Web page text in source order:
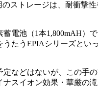
ストレージは、耐衝撃
電池（1本1,800mAH）
たうEPIAシリーズとい
などはないが、この手
スイオン効果・華厳の